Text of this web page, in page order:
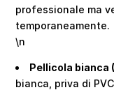
professionale ma
temporaneamente.
\n
Pellicola bianca
bianca, priva di